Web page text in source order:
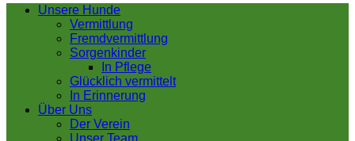
Unsere Hunde
Vermittlung
Fremdvermittlung
Sorgenkinder
In Pflege
Glücklich vermittelt
In Erinnerung
Über Uns
Der Verein
Unser Team